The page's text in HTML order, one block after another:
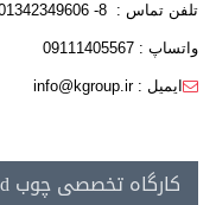
تلفن تماس : 8- 01342349606
واتساپ : 09111405567
ایمیل : info@kgroup.ir
کارگاه تخصصی چوب Kwood